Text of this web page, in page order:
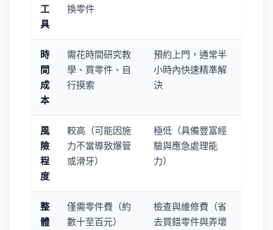
工
具
換零件
時
間
成
本
需花時間研究教
學、買零件、自
行摸索
預約上門，通常半
小時內快速精準解
決
風
險
程
度
較高（可能因施
力不當導致爆管
或滑牙）
極低（具備豐富經
驗與應急處理能
力）
整
體
僅需零件費（約
數十至百元）
檢查與維修費（省
去買錯零件與弄壞